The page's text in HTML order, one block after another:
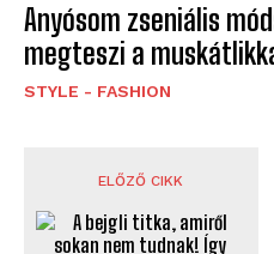
Anyósom zseniális
megteszi a
STYLE - FASHION
ELŐZŐ CIKK